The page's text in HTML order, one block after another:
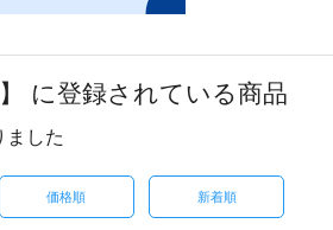
に登録されている商品
ました
価格順 新着順